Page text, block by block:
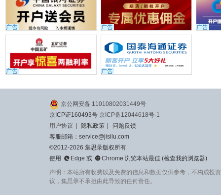
广告 广告 广告
广告 广告
京公网安备 11010802031449号
京ICP证160493号 京ICP备12044618号-1
用户协议
隐私政策
问题反馈
客服邮箱：service@jisilu.com
©2012-2026 集思录版权所有
使用
 Edge 或 Chrome 浏览本站最佳 (检查我的浏览器)
声明：本站所有收费以及免费的信息和数据仅供参考，不构成投
议，集思录不承担由此导致的任何责任。